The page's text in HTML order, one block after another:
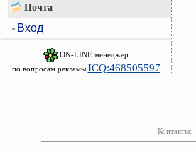
Почта
Вход
ON-LINE менеджер
по вопросам рекламы ICQ:468505597
Контакты: